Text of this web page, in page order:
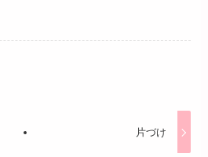
片づけ